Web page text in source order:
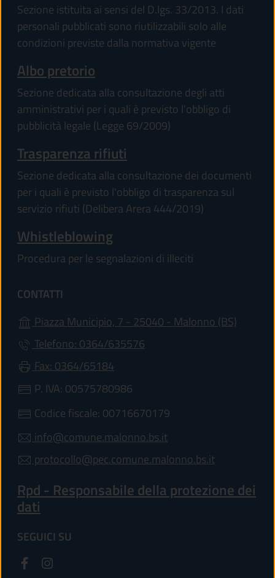
Sezione istituita ai sensi del D.lgs. 33/2013. I dati
personali pubblicati sono riutilizzabili solo alle
condizioni previste dalla normativa vigente
Albo pretorio
Sezione dedicata alla consultazione degli atti
amministrativi per i quali è previsto l'obbligo di
pubblicità legale (Legge 69/2009)
Trasparenza rifiuti
Sezione dedicata alla consultazione dei documenti
per i quali è previsto l'obbligo di trasparenza sul
servizio rifiuti (Delibera Arera 444/2019)
Whistleblowing
Procedura per le segnalazioni di illeciti
CONTATTI
Piazza Municipio, 7 - 25040 - Malonno (BS)
Telefono: 0364/635576
Fax: 0364/65184
P. IVA: 00575780986
Codice fiscale: 00716670179
info@comune.malonno.bs.it
protocollo@pec.comune.malonno.bs.it
Rpd - Responsabile della protezione dei
dati
SEGUICI SU